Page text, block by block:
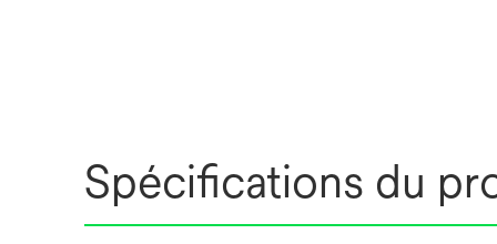
Spécifications du